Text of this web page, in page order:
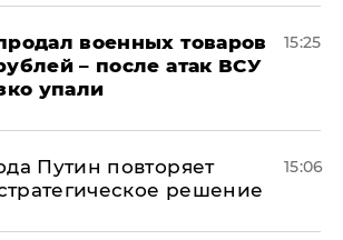
военных товаров
– после атак ВСУ
упали
15:25
Путин повторяет
решение
15:06